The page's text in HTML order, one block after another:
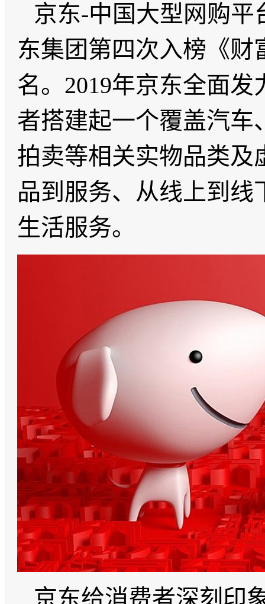
京东-中国大型网购平
东集团第四次入榜《财
名。 2019年京东全面发
者搭建起一个覆盖汽车
拍卖等相关实物品类及
品到服务、从线上到
生活服务。
京东给消费者深刻印